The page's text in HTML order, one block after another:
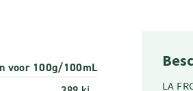
voor 100g/100mL
LA